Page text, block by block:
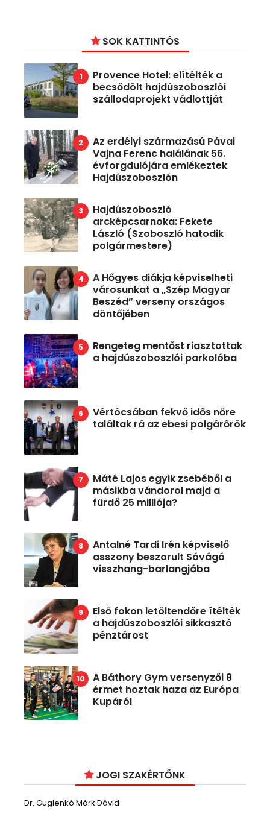
SOK KATTINTÓS
Provence Hotel: elítélték a
becsődölt hajdúszoboszlói
szállodaprojekt vádlottját
Az erdélyi származású Pávai
Vajna Ferenc halálának 56.
évforgdulójára emlékeztek
Hajdúszoboszlón
Hajdúszoboszló
arcképcsarnoka: Fekete
László (Szoboszló hatodik
polgármestere)
A Hőgyes diákja képviselheti
városunkat a „Szép Magyar
Beszéd” verseny országos
döntőjében
Rengeteg mentőst riasztottak
a hajdúszoboszlói parkolóba
Vértócsában fekvő idős nőre
találtak rá az ebesi polgárőrök
Máté Lajos egyik zsebéből a
másikba vándorol majd a
fürdő 25 milliója?
Antalné Tardi Irén képviselő
asszony beszorult Sóvágó
visszhang-barlangjába
Első fokon letöltendőre ítélték
a hajdúszoboszlói sikkasztó
pénztárost
A Báthory Gym versenyzői 8
érmet hoztak haza az Európa
Kupáról
JOGI SZAKÉRTŐNK
Dr. Guglenkó Márk Dávid